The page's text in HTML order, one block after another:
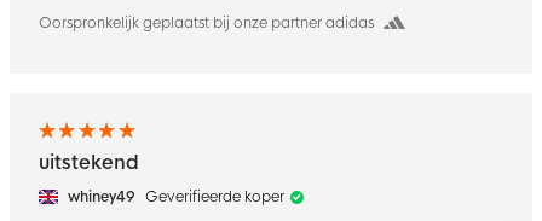
Oorspronkelijk geplaatst bij onze partner adidas
uitstekend
whiney49 Geverifieerde koper